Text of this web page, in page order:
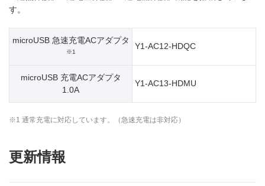
す。
microUSB 急速充電ACアダプタ
※1
Y1-AC12-HDQC
microUSB 充電ACアダプタ
1.0A
Y1-AC13-HDMU
※1 通常充電に対応しています。（急速充電は非対応）
更新情報